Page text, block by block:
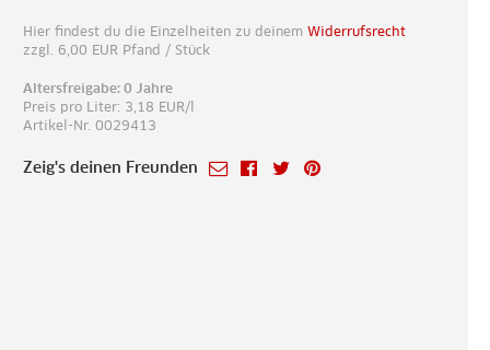
Hier findest du die Einzelheiten zu deinemWiderrufsrecht
zzgl. 6,00 EUR Pfand / Stück
Altersfreigabe: 0 Jahre
Preis pro Liter: 3,18 EUR/l
Artikel-Nr. 0029413
Zeig's deinen Freunden